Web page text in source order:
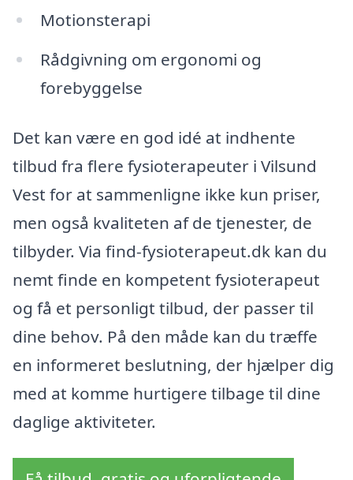
Motionsterapi
Rådgivning om ergonomi og
forebyggelse
Det kan være en god idé at indhente
tilbud fra flere fysioterapeuter i Vilsund
Vest for at sammenligne ikke kun priser,
men også kvaliteten af de tjenester, de
tilbyder. Via find-fysioterapeut.dk kan du
nemt finde en kompetent fysioterapeut
og få et personligt tilbud, der passer til
dine behov. På den måde kan du træffe
en informeret beslutning, der hjælper dig
med at komme hurtigere tilbage til dine
daglige aktiviteter.